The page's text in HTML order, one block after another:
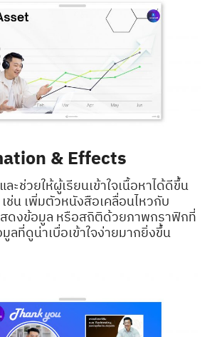
& Effects
ะช่วยให้ผู้เรียนเข้าใจเนื้อหาได้ดีขึ้น
ช่น เพิ่มตัวหนังสือเคลื่อนไหวกับ
ดงข้อมูล หรือสถิติด้วยภาพกราฟิกที่
มูลที่ดูน่าเบื่อเข้าใจง่ายมากยิ่งขึ้น